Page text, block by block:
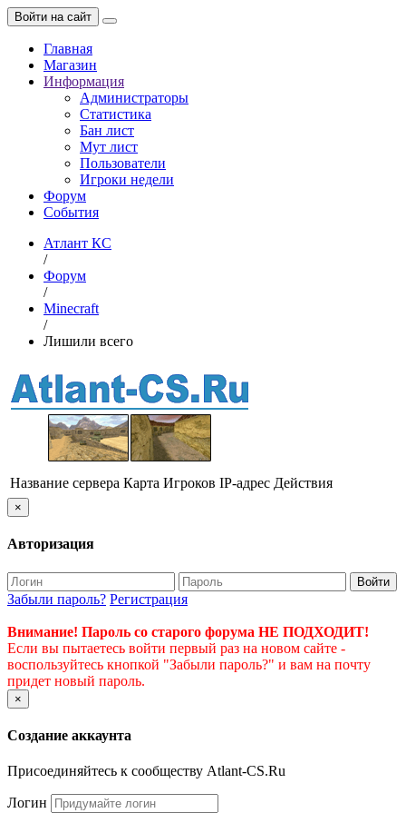
Войти на сайт
Главная
Магазин
Информация
Администраторы
Статистика
Бан лист
Мут лист
Пользователи
Игроки недели
Форум
События
Атлант КС
/
Форум
/
Minecraft
/
Лишили всего
Название сервера Карта Игроков IP-адрес Действия
×
Авторизация
Войти
Забыли пароль? Регистрация
Внимание! Пароль со старого форума НЕ ПОДХОДИТ!
Если вы пытаетесь войти первый раз на новом сайте -
воспользуйтесь кнопкой "Забыли пароль?" и вам на почту
придет новый пароль.
×
Создание аккаунта
Присоединяйтесь к сообществу Atlant-CS.Ru
Логин